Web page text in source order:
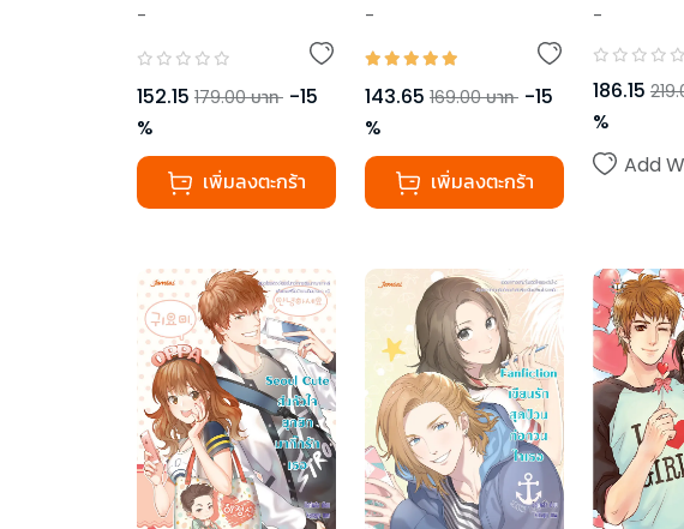
-
152.15 179.00 บาท -15
%
เพิ่มลงตะกร้า
-
143.65 169.00 บาท -15
%
เพิ่มลงตะกร้า
-
186.15
%
Add